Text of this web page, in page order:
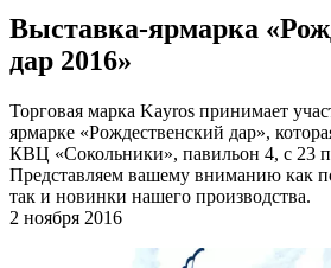
Выставка-ярмарка
дар 2016»
Торговая марка Kayros принимает
ярмарке «Рождественский дар»,
КВЦ «Сокольники», павильон 4, с 23
Представляем вашему вниманию как
так и новинки нашего производства.
2 ноября 2016